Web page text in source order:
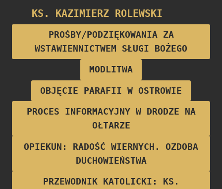
KS. KAZIMIERZ ROLEWSKI
Proboszcz parafii w latach 1922-1928
PROŚBY/PODZIĘKOWANIA ZA
WSTAWIENNICTWEM SŁUGI BOŻEGO
MODLITWA
OBJĘCIE PARAFII W OSTROWIE
PROCES INFORMACYJNY W DRODZE NA
OŁTARZE
OPIEKUN: RADOŚĆ WIERNYCH. OZDOBA
DUCHOWIEŃSTWA
PRZEWODNIK KATOLICKI: KS.